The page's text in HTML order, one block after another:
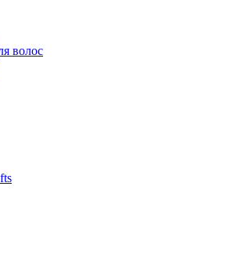
волос